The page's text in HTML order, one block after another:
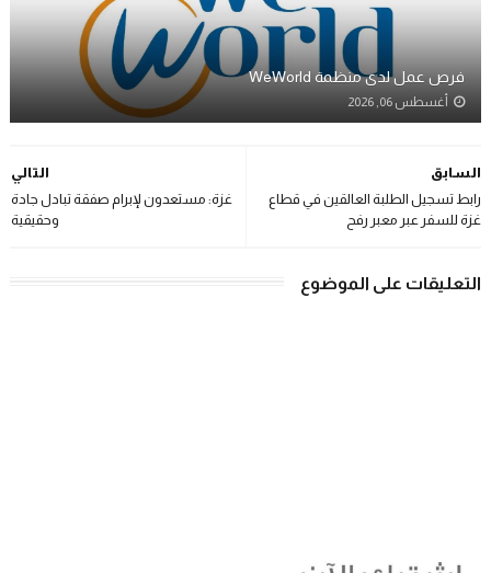
فرص عمل لدى منظمة WeWorld
أغسطس 06, 2026
التالي
غزة: مستعدون لإبرام صفقة تبادل جادة
وحقيقية
السابق
رابط تسجيل الطلبة العالقين في قطاع
غزة للسفر عبر معبر رفح
التعليقات على الموضوع